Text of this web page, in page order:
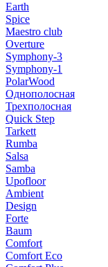
Earth
Spice
Maestro club
Overture
Symphony-3
Symphony-1
PolarWood
Однополосная
Трехполосная
Quick Step
Tarkett
Rumba
Salsa
Samba
Upofloor
Ambient
Design
Forte
Baum
Comfort
Comfort Eco